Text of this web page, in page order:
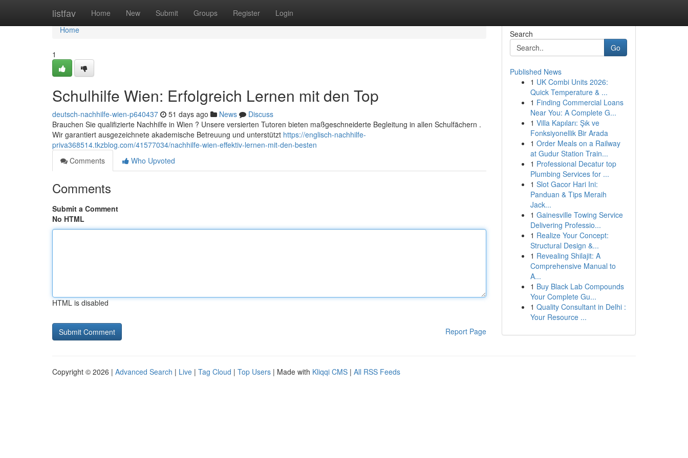
listfav Home New Submit Groups Register Login
Home
Home
1
Schulhilfe Wien: Erfolgreich Lernen mit den Top
deutsch-nachhilfe-wien-p640437 51 days ago News
Discuss
Brauchen Sie qualifizierte Nachhilfe in Wien ? Unsere versierten Tutoren bieten maßgeschneiderte Begleitung in allen Schulfächern .
Wir garantiert ausgezeichnete akademische Betreuung und unterstützt https://englisch-nachhilfe-
priva368514.tkzblog.com/41577034/nachhilfe-wien-effektiv-lernen-mit-den-besten
Comments
Who Upvoted
Comments
Submit a Comment
No HTML
HTML is disabled
Report Page
Search
Go
Published News
1 UK Combi Units 2026:
Quick Temperature & ...
1 Finding Commercial Loans
Near You: A Complete G...
1 Villa Kapıları: Şık ve
Fonksiyonellik Bir Arada
1 Order Meals on a Railway
at Gudur Station Train...
1 Professional Decatur top
Plumbing Services for ...
1 Slot Gacor Hari Ini:
Panduan & Tips Meraih
Jack...
1 Gainesville Towing Service
Delivering Professio...
1 Realize Your Concept:
Structural Design &...
1 Revealing Shilajit: A
Comprehensive Manual to
A...
1 Buy Black Lab Compounds
Your Complete Gu...
1 Quality Consultant in Delhi :
Your Resource ...
Copyright © 2026 | Advanced Search | Live | Tag Cloud | Top Users | Made with Kliqqi CMS | All RSS Feeds